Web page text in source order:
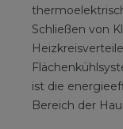
Schließen von
ist die
Bereich der